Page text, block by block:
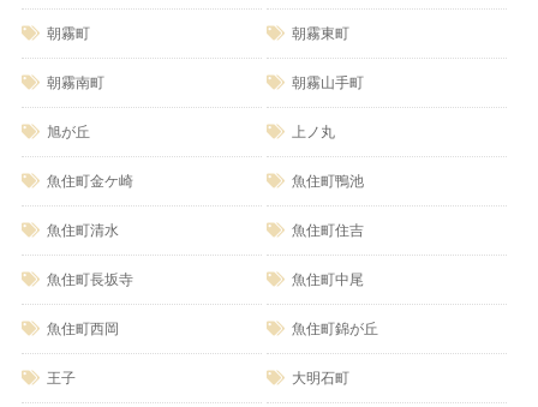
朝霧町 朝霧東町
朝霧南町 朝霧山手町
旭が丘 上ノ丸
魚住町金ケ崎 魚住町鴨池
魚住町清水 魚住町住吉
魚住町長坂寺 魚住町中尾
魚住町西岡 魚住町錦が丘
王子 大明石町